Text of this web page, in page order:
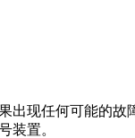
出现任何可能的故
装置。